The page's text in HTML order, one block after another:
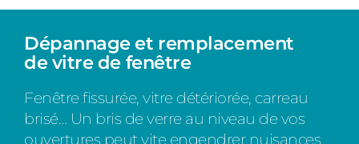
Dépannage et remplacement
de vitre de fenêtre
Fenêtre fissurée, vitre détériorée, carreau
brisé… Un bris de verre au niveau de vos
ouvertures peut vite engendrer nuisances